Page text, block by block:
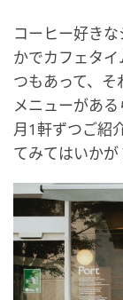
コーヒー好き
かでカフェタ
つもあって、
メニューがあ
月1軒ずつご紹
てみてはいかが